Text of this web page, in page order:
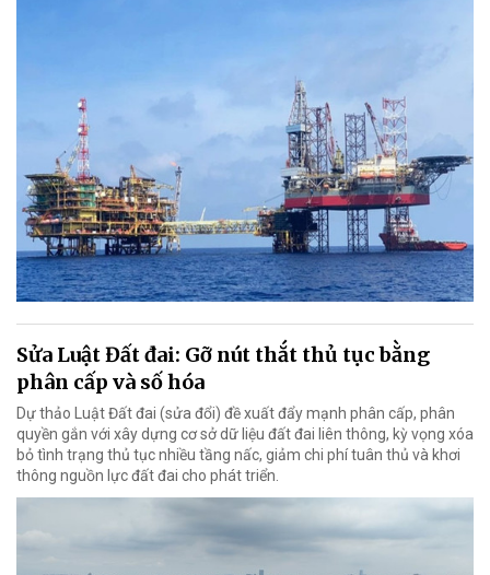
Sửa Luật Đất đai: Gỡ nút thắt thủ tục bằng
phân cấp và số hóa
Dự thảo Luật Đất đai (sửa đổi) đề xuất đẩy mạnh phân cấp, phân
quyền gắn với xây dựng cơ sở dữ liệu đất đai liên thông, kỳ vọng xóa
bỏ tình trạng thủ tục nhiều tầng nấc, giảm chi phí tuân thủ và khơi
thông nguồn lực đất đai cho phát triển.